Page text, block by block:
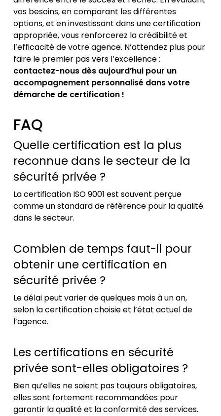
vos besoins, en comparant les différentes
options, et en investissant dans une certification
appropriée, vous renforcerez la crédibilité et
l’efficacité de votre agence. N’attendez plus pour
faire le premier pas vers l’excellence :
contactez-nous dès aujourd’hui pour un
accompagnement personnalisé dans votre
démarche de certification !
FAQ
Quelle certification est la plus
reconnue dans le secteur de la
sécurité privée ?
La certification ISO 9001 est souvent perçue
comme un standard de référence pour la qualité
dans le secteur.
Combien de temps faut-il pour
obtenir une certification en
sécurité privée ?
Le délai peut varier de quelques mois à un an,
selon la certification choisie et l’état actuel de
l’agence.
Les certifications en sécurité
privée sont-elles obligatoires ?
Bien qu’elles ne soient pas toujours obligatoires,
elles sont fortement recommandées pour
garantir la qualité et la conformité des services.